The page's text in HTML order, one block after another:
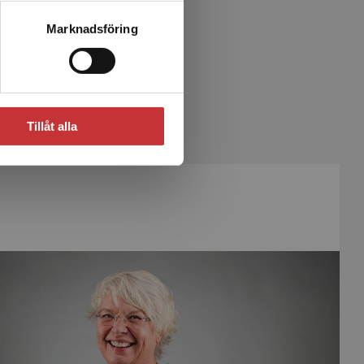
Marknadsföring
Tillåt alla
B